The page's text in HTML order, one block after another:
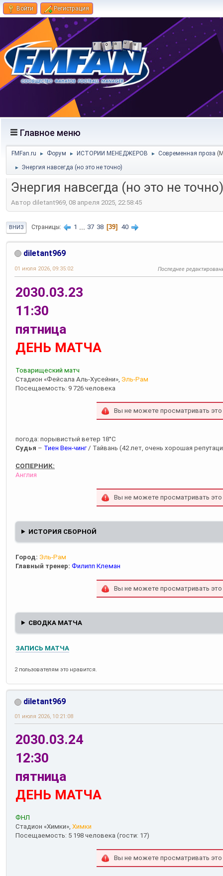
Войти Регистрация
Главное меню
FMFan.ru ► Форум ► ИСТОРИИ МЕНЕДЖЕРОВ ► Современная проза
► Энергия навсегда (но это не точно)
Энергия навсегда (но это не точно)
Автор diletant969, 08 апреля 2025, 22:58:45
ВНИЗ Страницы 1 ... 37 38 39 40
diletant969
01 июля 2026, 09:35:02 Последнее
2030.03.23
11:30
пятница
ДЕНЬ МАТЧА
Товарищеский матч
Стадион «Фейсала Аль-Хусейни», Эль-Рам
Посещаемость: 9 726 человека
Вы не можете просматривать
погода: порывистый ветер 18°С
Судья – Тиен Вен-чинг/ Тайвань (42 лет, очень хорошая
СОПЕРНИК:
Англия
Вы не можете просматривать
ИСТОРИЯ СБОРНОЙ
Город: Эль-Рам
Главный тренер: Филипп Клеман
Вы не можете просматривать
СВОДКА МАТЧА
ЗАПИСЬ МАТЧА
2 пользователям это нравится.
diletant969
01 июля 2026, 10:21:08
2030.03.24
12:30
пятница
ДЕНЬ МАТЧА
ФНЛ
Стадион «Химки», Химки
Посещаемость: 5 198 человека (гости: 17)
Вы не можете просматривать